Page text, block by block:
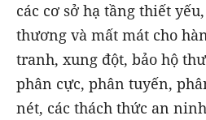
các cơ sở hạ tầng thiết
thương và mất mát cho
tranh, xung đột, bảo hộ
phân cực, phân tuyến,
nét, các thách thức an